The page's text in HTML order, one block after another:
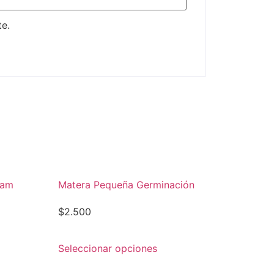
Matera Pequeña Germinación
$2.500
Seleccionar opciones